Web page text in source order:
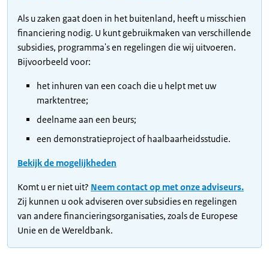
Als u zaken gaat doen in het buitenland, heeft u misschien
financiering nodig. U kunt gebruikmaken van verschillende
subsidies, programma's en regelingen die wij uitvoeren.
Bijvoorbeeld voor:
het inhuren van een coach die u helpt met uw
marktentree;
deelname aan een beurs;
een demonstratieproject of haalbaarheidsstudie.
Bekijk de mogelijkheden
Komt u er niet uit? Neem contact op met onze adviseurs.
Zij kunnen u ook adviseren over subsidies en regelingen
van andere financieringsorganisaties, zoals de Europese
Unie en de Wereldbank.